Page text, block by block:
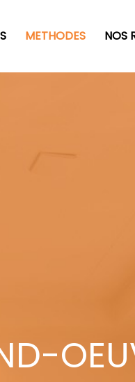
METHODES NOS